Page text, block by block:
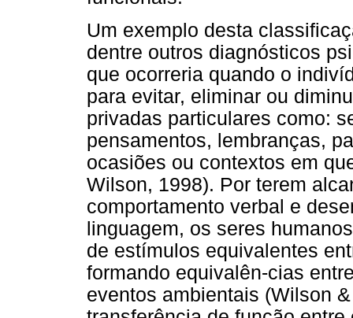
Um exemplo desta
dentre outros diagnósticos
que ocorreria quando o
para evitar, eliminar ou
privadas particulares como:
pensamentos, lembranças,
ocasiões ou contextos em
Wilson, 1998). Por terem
comportamento verbal e
linguagem, os seres
de estímulos equivalentes
formando equivalên-cias
eventos ambientais (Wilson